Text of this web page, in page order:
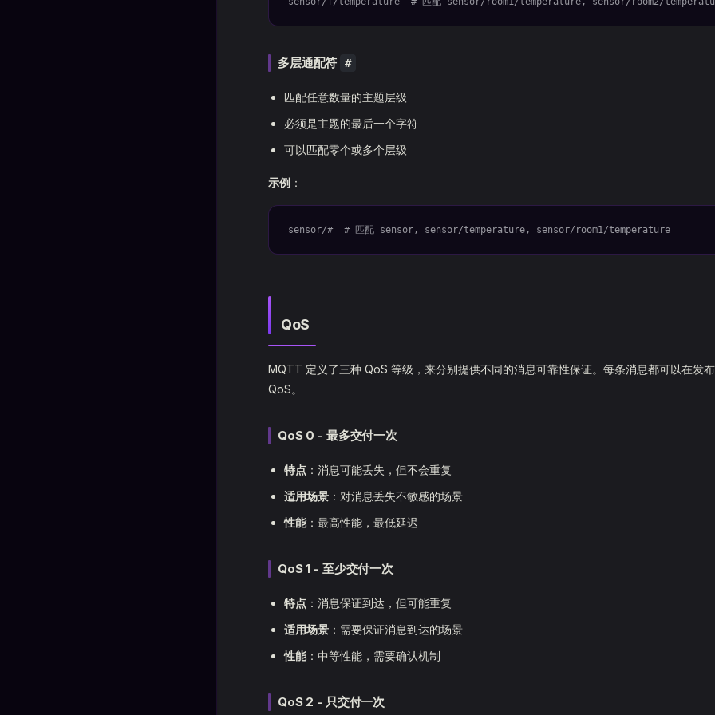
多层通配符 #
匹配任意数量的主题层级
必须是主题的最后一个字符
可以匹配零个或多个层级
示例 ：
sensor/#  # 匹配 sensor, sensor/temperature, sensor/room1/temperature
QoS
MQTT 定义了三种 QoS 等级，来分别提供不同的消息可靠性保证。每条消息都可以在发
QoS。
QoS 0 - 最多交付一次
特点 ：消息可能丢失，但不会重复
适用场景 ：对消息丢失不敏感的场景
性能：最高性能，最低延迟
QoS 1 - 至少交付一次
特点 ：消息保证到达，但可能重复
适用场景 ：需要保证消息到达的场景
性能：中等性能，需要确认机制
QoS 2 - 只交付一次